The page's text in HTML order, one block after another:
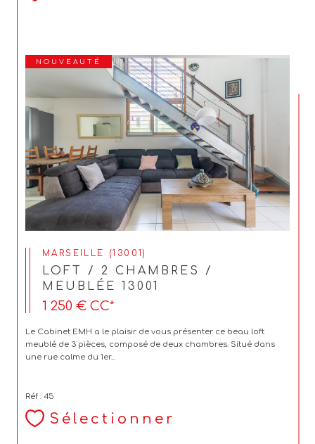
NOUVEAUTÉ
MARSEILLE (13001)
LOFT / 2 CHAMBRES /
MEUBLÉE 13001
1 250 € CC*
Le Cabinet EMH a le plaisir de vous présenter ce beau loft
meublé de 3 pièces, composé de deux chambres. Situé dans
une rue calme du 1er...
Réf : 45
Sélectionner